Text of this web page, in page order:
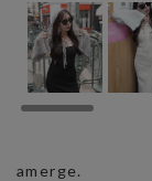
amerge.